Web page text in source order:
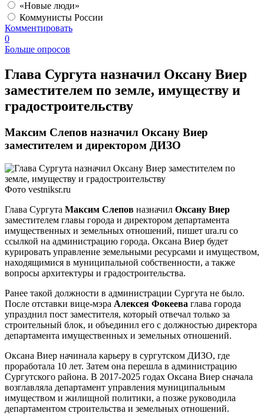
«Новые люди»
Коммунисты России
Комментировать
0
Больше опросов
Глава Сургута назначил Оксану Виер
заместителем по земле, имуществу и
градостроительству
Максим Слепов назначил Оксану Виер
заместителем и директором ДИЗО
Фото vestniksr.ru
Глава Сургута Максим Слепов назначил Оксану Виер
заместителем главы города и директором департамента
имущественных и земельных отношений, пишет ura.ru со
ссылкой на администрацию города. Оксана Виер будет
курировать управление земельными ресурсами и имуществом,
находящимися в муниципальной собственности, а также
вопросы архитектуры и градостроительства.
Ранее такой должности в администрации Сургута не было.
После отставки вице-мэра Алексея Фокеева глава города
упразднил пост заместителя, который отвечал только за
строительный блок, и объединил его с должностью директора
департамента имущественных и земельных отношений.
Оксана Виер начинала карьеру в сургутском ДИЗО, где
проработала 10 лет. Затем она перешла в администрацию
Сургутского района. В 2017-2025 годах Оксана Виер сначала
возглавляла департамент управления муниципальным
имуществом и жилищной политики, а позже руководила
департаментом строительства и земельных отношений.